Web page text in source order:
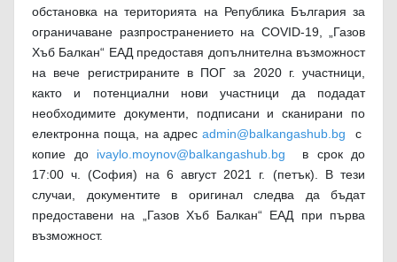
обстановка на територията на Република България за
ограничаване разпространението на COVID-19, „Газов
Хъб Балкан“ ЕАД предоставя допълнителна възможност
на вече регистрираните в ПОГ за 2020 г. участници,
както и потенциални нови участници да подадат
необходимите документи, подписани и сканирани по
електронна поща, на адресadmin@balkangashub.bg с
копие до ivaylo.moynov@balkangashub.bg в срок до
17:00 ч. (София) на 6 август 2021 г. (петък). В тези
случаи, документите в оригинал следва да бъдат
предоставени на „Газов Хъб Балкан“ ЕАД при първа
възможност.